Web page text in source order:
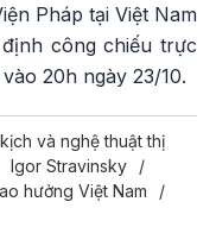
Pháp tại Việt Nam
công chiếu trực
20h ngày 23/10.
và nghệ thuật thị
Igor Stravinsky
hưởng Việt Nam